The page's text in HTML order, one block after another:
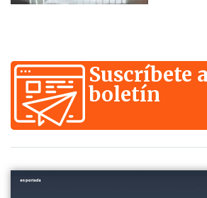
Suscríbete
boletín